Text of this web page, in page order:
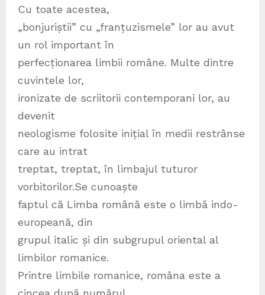
Cu toate acestea,
„bonjuriștii” cu „franțuzismele” lor au avut
un rol important în
perfecționarea limbii române. Multe dintre
cuvintele lor,
ironizate de scriitorii contemporani lor, au
devenit
neologisme folosite inițial în medii restrânse
care au intrat
treptat, treptat, în limbajul tuturor
vorbitorilor.Se cunoaște
faptul că Limba română este o limbă indo-
europeană, din
grupul italic și din subgrupul oriental al
limbilor romanice.
Printre limbile romanice, româna este a